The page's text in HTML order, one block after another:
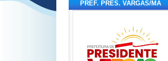
PREF. PRES. VARGAS/MA